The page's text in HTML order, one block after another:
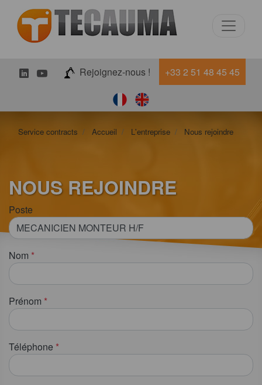
LinkedInYoutubeRejoignez-nous ! +33 2 51 48 45 45
Service contracts Accueil L'entreprise Nous rejoindre
NOUS REJOINDRE
Poste
Nom *
Prénom *
Téléphone *